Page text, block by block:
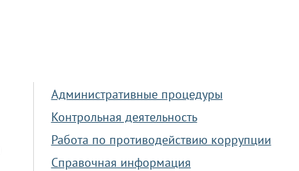
Административные процедуры
Контрольная деятельность
Работа по противодействию коррупции
Справочная информация